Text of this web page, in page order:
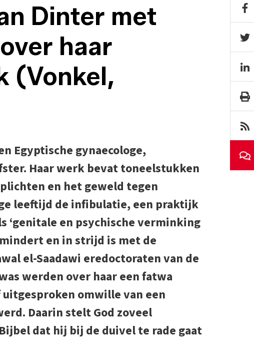
Dinter met
haar
(Vonkel,
Egyptische gynaecologe,
Haar werk bevat toneelstukken
en het geweld tegen
leeftijd de infibulatie, een praktijk
en psychische verminking
en in strijd is met de
el-Saadawi eredoctoraten van de
werden over haar een fatwa
omwille van een
Daarin stelt God zoveel
dat hij bij de duivel te rade gaat